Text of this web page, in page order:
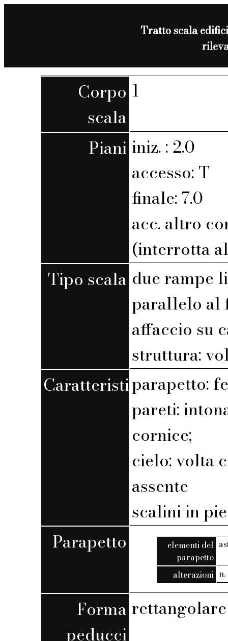
Tratto scala
Corpo
scala
1
Piani iniz. : 2.0
accesso: T
finale: 7.0
acc. altro
(interrotta
Tipo scala due rampe
parallelo al
affaccio su
struttura:
Caratteristicheparapetto:
pareti:
cornice;
cielo: volta
assente
scalini in
Parapetto
elementi del
parapetto
alterazioni n.
Forma
peducci
rettangolare